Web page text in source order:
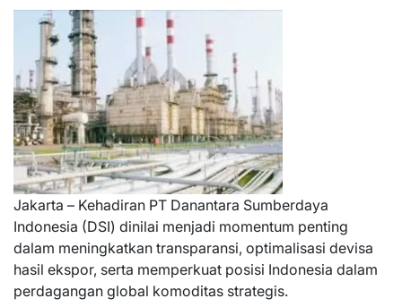
Jakarta – Kehadiran PT Danantara Sumberdaya
Indonesia (DSI) dinilai menjadi momentum penting
dalam meningkatkan transparansi, optimalisasi devisa
hasil ekspor, serta memperkuat posisi Indonesia dalam
perdagangan global komoditas strategis.